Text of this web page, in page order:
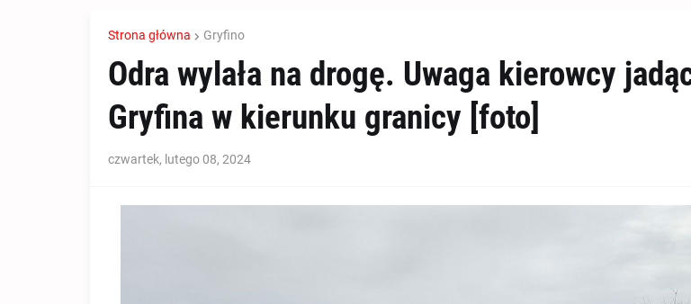
Strona główna Gryfino
Odra wylała na drogę. Uwaga kierowcy
Gryfina w kierunku granicy [foto]
czwartek, lutego 08, 2024